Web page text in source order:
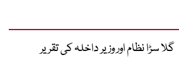
گلا سڑا نظام اور وزیر داخلہ کی تقریر